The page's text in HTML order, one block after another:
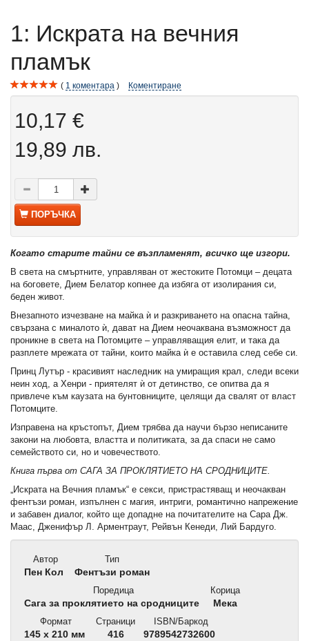
1: Искрата на вечния
пламък
1 коментара Коментиране
10,17 €
19,89 лв.
ПОРЪЧКА
Когато старите тайни се възпламенят, всичко ще изгори.
В света на смъртните, управляван от жестоките Потомци – децата
на боговете, Дием Белатор копнее да избяга от изолирания си,
беден живот.
Внезапното изчезване на майка ѝ и разкриването на опасна тайна,
свързана с миналото ѝ, дават на Дием неочаквана възможност да
проникне в света на Потомците – управляващия елит, и така да
разплете мрежата от тайни, които майка ѝ е оставила след себе си.
Принц Лутър - красивият наследник на умиращия крал, следи всеки
неин ход, а Хенри - приятелят ѝ от детинство, се опитва да я
привлече към каузата на бунтовниците, целящи да свалят от власт
Потомците.
Изправена на кръстопът, Дием трябва да научи бързо неписаните
закони на любовта, властта и политиката, за да спаси не само
семейството си, но и човечеството.
Книга първа от САГА ЗА ПРОКЛЯТИЕТО НА СРОДНИЦИТЕ.
„Искрата на Вечния пламък“ е секси, пристрастяващ и неочакван
фентъзи роман, изпълнен с магия, интриги, романтично напрежение
и забавен диалог, който ще допадне на почитателите на Сара Дж.
Маас, Дженифър Л. Арментраут, Рейвън Кенеди, Лий Бардуго.
Автор
Пен Кол
Тип
Фентъзи роман
Поредица
Сага за проклятието на сродниците
Корица
Мека
Формат
145 x 210 мм
Страници
416
ISBN/Баркод
9789542732600